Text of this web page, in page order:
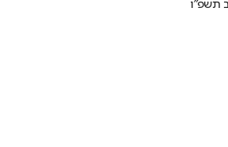
תשפ"ו